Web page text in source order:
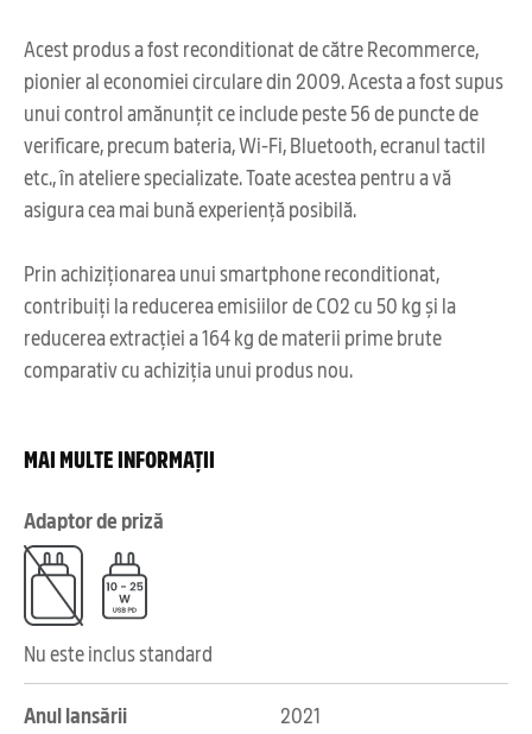
Acest produs a fost reconditionat de către Recommerce,
pionier al economiei circulare din 2009. Acesta a fost supus
unui control amănunțit ce include peste 56 de puncte de
verificare, precum bateria, Wi-Fi, Bluetooth, ecranul tactil
etc., în ateliere specializate. Toate acestea pentru a vă
asigura cea mai bună experiență posibilă.
Prin achiziționarea unui smartphone reconditionat,
contribuiți la reducerea emisiilor de CO2 cu 50 kg și la
reducerea extracției a 164 kg de materii prime brute
comparativ cu achiziția unui produs nou.
MAI MULTE INFORMAȚII
Adaptor de priză
Nu este inclus standard
Anul lansării 2021